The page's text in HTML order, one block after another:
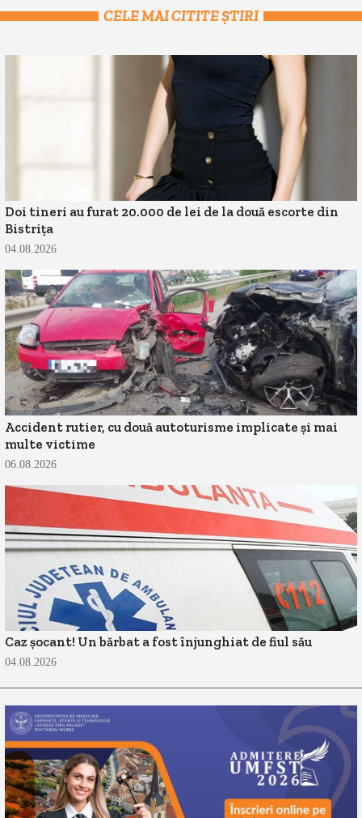
CELE MAI CITITE ȘTIRI
Doi tineri au furat 20.000 de lei de la două escorte din
Bistrița
04.08.2026
Accident rutier, cu două autoturisme implicate și mai
multe victime
06.08.2026
Caz șocant! Un bărbat a fost înjunghiat de fiul său
04.08.2026